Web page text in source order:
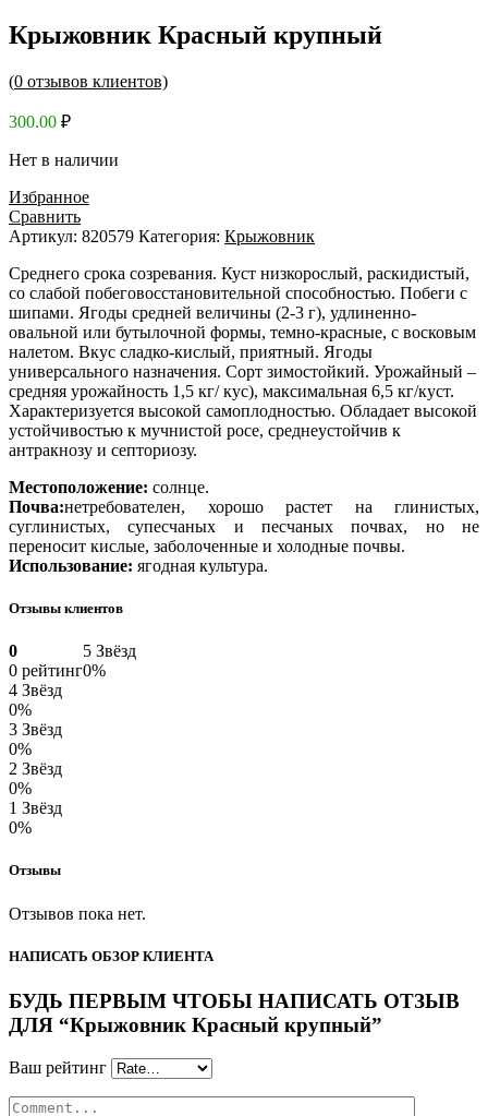
Крыжовник Красный крупный
(0 отзывов клиентов)
300.00 ₽
Нет в наличии
Избранное
Сравнить
Артикул: 820579 Категория: Крыжовник
Среднего срока созревания. Куст низкорослый, раскидистый,
со слабой побеговосстановительной способностью. Побеги с
шипами. Ягоды средней величины (2-3 г), удлиненно-
овальной или бутылочной формы, темно-красные, с восковым
налетом. Вкус сладко-кислый, приятный. Ягоды
универсального назначения. Сорт зимостойкий. Урожайный –
средняя урожайность 1,5 кг/ кус), максимальная 6,5 кг/куст.
Характеризуется высокой самоплодностью. Обладает высокой
устойчивостью к мучнистой росе, среднеустойчив к
антракнозу и септориозу.
Местоположение: солнце.
Почва:нетребователен, хорошо растет на глинистых,
суглинистых, супесчаных и песчаных почвах, но не
переносит кислые, заболоченные и холодные почвы.
Использование: ягодная культура.
Отзывы клиентов
0
0 рейтинг
5 Звёзд
0%
4 Звёзд
0%
3 Звёзд
0%
2 Звёзд
0%
1 Звёзд
0%
Отзывы
Отзывов пока нет.
НАПИСАТЬ ОБЗОР КЛИЕНТА
БУДЬ ПЕРВЫМ ЧТОБЫ НАПИСАТЬ ОТЗЫВ
ДЛЯ “Крыжовник Красный крупный”
Ваш рейтинг